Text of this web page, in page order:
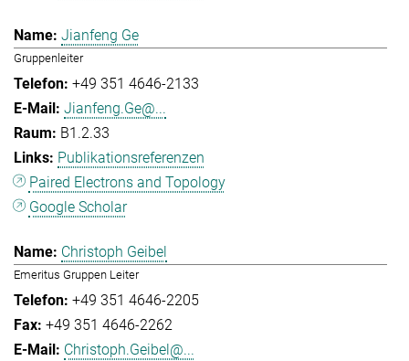
Jianfeng Ge
Gruppenleiter
+49 351 4646-2133
Jianfeng.Ge@...
B1.2.33
Publikationsreferenzen
Paired Electrons and Topology
Google Scholar
Christoph Geibel
Emeritus Gruppen Leiter
+49 351 4646-2205
+49 351 4646-2262
Christoph.Geibel@...